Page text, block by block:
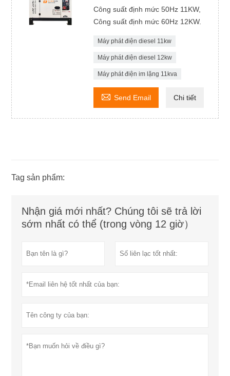
Công suất định mức 50Hz 11KW,
Công suất định mức 60Hz 12KW.
Máy phát điện diesel 11kw
Máy phát điện diesel 12kw
Máy phát điện im lặng 11kva
 Send Email Chi tiết
Tag sản phẩm:
Nhận giá mới nhất? Chúng tôi sẽ trả lời
sớm nhất có thể (trong vòng 12 giờ）